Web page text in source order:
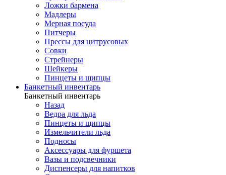
Ложки бармена
Мадлеры
Мерная посуда
Питчеры
Прессы для цитрусовых
Совки
Стрейнеры
Шейкеры
Пинцеты и щипцы
Банкетный инвентарь
Банкетный инвентарь
Назад
Ведра для льда
Пинцеты и щипцы
Измельчители льда
Подносы
Аксессуары для фуршета
Вазы и подсвечники
Диспенсеры для напитков